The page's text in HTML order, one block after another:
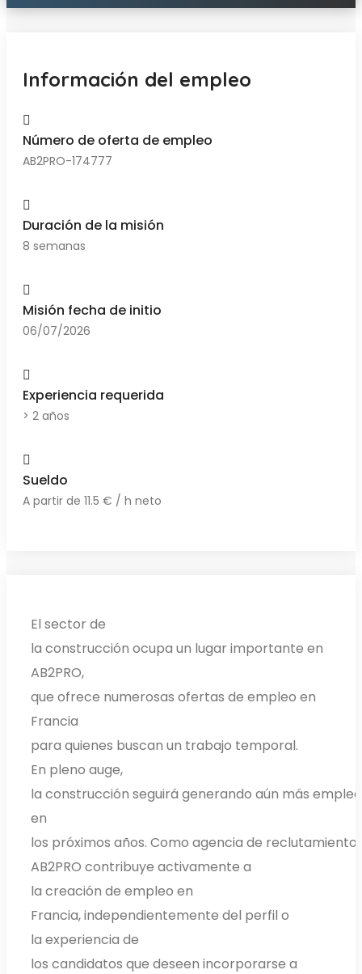
Información del empleo
Número de oferta de empleo
AB2PRO-174777
Duración de la misión
8 semanas
Misión fecha de initio
06/07/2026
Experiencia requerida
> 2 años
Sueldo
A partir de 11.5 € / h neto
El sector de
la construcción ocupa un lugar importante en
AB2PRO,
que ofrece numerosas ofertas de empleo en
Francia
para quienes buscan un trabajo temporal.
En pleno auge,
la construcción seguirá generando aún más
en
los próximos años. Como agencia de reclutamiento,
AB2PRO contribuye activamente a
la creación de empleo en
Francia, independientemente del perfil o
la experiencia de
los candidatos que deseen incorporarse a